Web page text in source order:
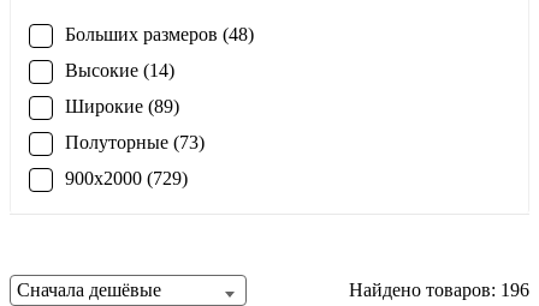
Больших размеров (48)
Высокие (14)
Широкие (89)
Полуторные (73)
900x2000 (729)
Сначала дешёвые Найдено товаров: 196